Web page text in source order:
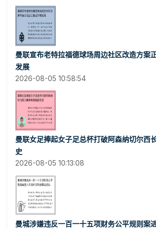
曼联宣布老特拉福德球场周边社区改造方案
发展
2026-08-05 10:58:54
曼联女足捧起女子足总杯打破阿森纳切尔西
史
2026-08-05 10:13:08
曼城涉嫌违反一百一十五项财务公平规则案